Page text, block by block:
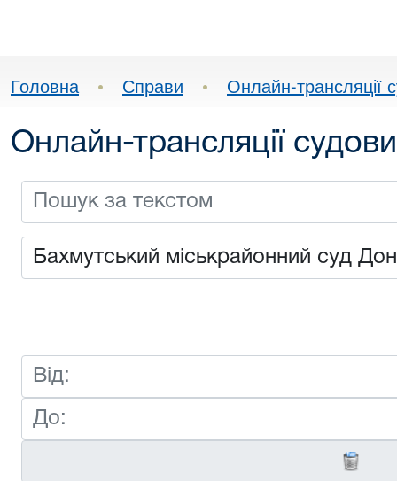
Головна • Справи • Онлайн-трансляції
Онлайн-трансляції